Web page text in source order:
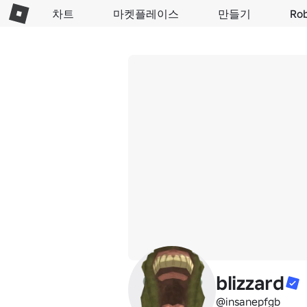
차트 마켓플레이스 만들기
blizzard
@insanepfgb